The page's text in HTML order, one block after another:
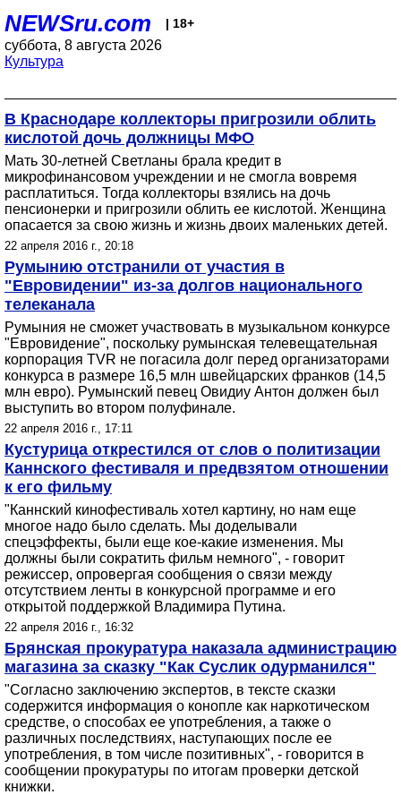
NEWSru.com | 18+
суббота, 8 августа 2026
Культура
В Краснодаре коллекторы пригрозили облить
кислотой дочь должницы МФО
Мать 30-летней Светланы брала кредит в
микрофинансовом учреждении и не смогла вовремя
расплатиться. Тогда коллекторы взялись на дочь
пенсионерки и пригрозили облить ее кислотой. Женщина
опасается за свою жизнь и жизнь двоих маленьких детей.
22 апреля 2016 г., 20:18
Румынию отстранили от участия в
"Евровидении" из-за долгов национального
телеканала
Румыния не сможет участвовать в музыкальном конкурсе
"Евровидение", поскольку румынская телевещательная
корпорация TVR не погасила долг перед организаторами
конкурса в размере 16,5 млн швейцарских франков (14,5
млн евро). Румынский певец Овидиу Антон должен был
выступить во втором полуфинале.
22 апреля 2016 г., 17:11
Кустурица открестился от слов о политизации
Каннского фестиваля и предвзятом отношении
к его фильму
"Каннский кинофестиваль хотел картину, но нам еще
многое надо было сделать. Мы доделывали
спецэффекты, были еще кое-какие изменения. Мы
должны были сократить фильм немного", - говорит
режиссер, опровергая сообщения о связи между
отсутствием ленты в конкурсной программе и его
открытой поддержкой Владимира Путина.
22 апреля 2016 г., 16:32
Брянская прокуратура наказала администрацию
магазина за сказку "Как Суслик одурманился"
"Согласно заключению экспертов, в тексте сказки
содержится информация о конопле как наркотическом
средстве, о способах ее употребления, а также о
различных последствиях, наступающих после ее
употребления, в том числе позитивных", - говорится в
сообщении прокуратуры по итогам проверки детской
книжки.